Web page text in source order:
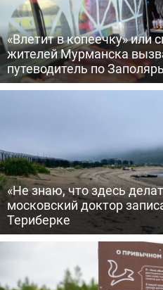
«Влетит в копеечку» или
жителей Мурманска
путеводитель по
«Не знаю, что здесь
московский доктор
Териберке